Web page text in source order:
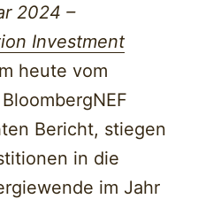
2024 –
Investment
heute vom
Bericht, stiegen
in die
im Jahr